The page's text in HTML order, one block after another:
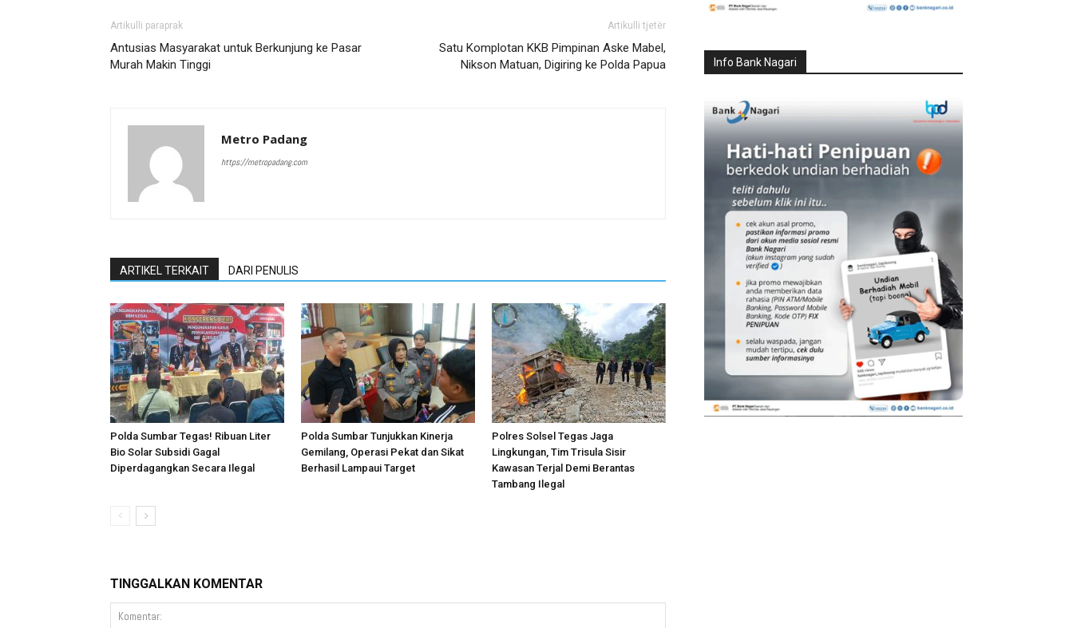
Artikulli paraprak
Antusias Masyarakat untuk Berkunjung ke Pasar
Murah Makin Tinggi
Artikulli tjetër
Satu Komplotan KKB Pimpinan Aske Mabel,
Nikson Matuan, Digiring ke Polda Papua
Metro Padang
https://metropadang.com
ARTIKEL TERKAIT DARI PENULIS
Polda Sumbar Tegas! Ribuan Liter
Bio Solar Subsidi Gagal
Diperdagangkan Secara Ilegal
Polda Sumbar Tunjukkan Kinerja
Gemilang, Operasi Pekat dan Sikat
Berhasil Lampaui Target
Polres Solsel Tegas Jaga
Lingkungan, Tim Trisula Sisir
Kawasan Terjal Demi Berantas
Tambang Ilegal
TINGGALKAN KOMENTAR
Info Bank Nagari